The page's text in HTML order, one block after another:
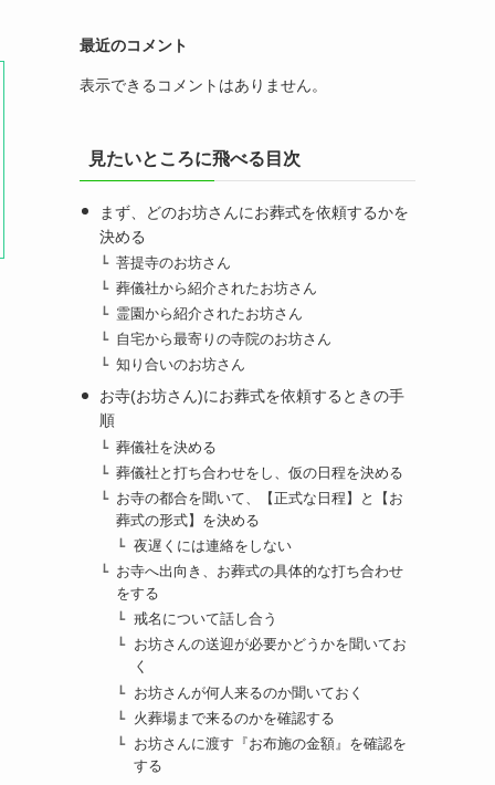
最近のコメント
表示できるコメントはありません。
見たいところに飛べる目次
まず、どのお坊さんにお葬式を依頼するかを
決める
菩提寺のお坊さん
葬儀社から紹介されたお坊さん
霊園から紹介されたお坊さん
自宅から最寄りの寺院のお坊さん
知り合いのお坊さん
お寺(お坊さん)にお葬式を依頼するときの手
順
葬儀社を決める
葬儀社と打ち合わせをし、仮の日程を決める
お寺の都合を聞いて、【正式な日程】と【お
葬式の形式】を決める
夜遅くには連絡をしない
お寺へ出向き、お葬式の具体的な打ち合わせ
をする
戒名について話し合う
お坊さんの送迎が必要かどうかを聞いてお
く
お坊さんが何人来るのか聞いておく
火葬場まで来るのかを確認する
お坊さんに渡す『お布施の金額』を確認を
する